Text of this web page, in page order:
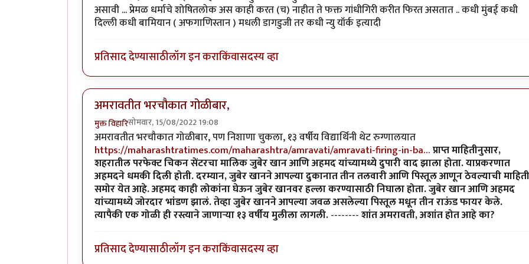
असावी ... प्रेमळ धर्माचे शोषितलोक अस काही करत (च) नाहीत ते फक्त गांधीगिरी करीत फिरत असतात .. कधी मुंबई कधी
दिल्ली कधी बामियान ( अफगाणिस्तान ) मधली डागडुजी तर कधी न्यु यॉर्क इत्यादी
प्रतिसाद देण्यासाठीलॉग इन कराकिंवासदस्य व्हा
अमरावतीत भरचौकात गोळीबार,
मुक्त विहारिसोमवार, 15/08/2022 19:08
अमरावतीत भरचौकात गोळीबार, पण निशाणा चुकला, १३ वर्षीय विद्यार्थिनी थेट रुग्णालयात
https://maharashtratimes.com/maharashtra/amravati/amravati-firing-in-ba…प्राप्त माहितीनुसार,
शहरातील परफेक्ट चिकन सेंटरचा मालिक जुबेर खान आणि अहमद यांच्यामध्ये दुपारी वाद झाला होता. याप्रकरणात
अहमदने धमकी दिली होती. दरम्यान, जुबेर खानने आपल्या दुकानात तीन तलवारी आणि पिस्तूल आणून ठेवल्याची माहिती
समोर येत आहे. अहमद काही लोकांना घेऊन जुबेर खानवर हल्ला करण्यासाठी निघाला होता. जुबेर खान आणि अहमद
यांच्यामध्ये जोरदार भांडण झालं. तेव्हा जुबेर खानने आपल्या जवळ असलेल्या पिस्तूल मधून तीन राऊंड फायर केले.
त्यापैकी एक गोळी ही रस्त्याने जाणाऱ्या १३ वर्षीय मुलीला लागली.--------शांत अमरावती, अशांत होत आहे का?
प्रतिसाद देण्यासाठीलॉग इन कराकिंवासदस्य व्हा